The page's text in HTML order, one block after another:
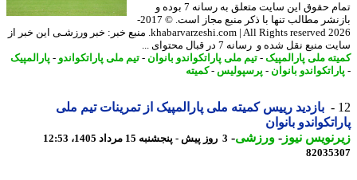
تمام حقوق این سایت متعلق به رسانه 7 بوده و
بازنشر مطالب تنها با ذکر منبع مجاز است. © 2017-
2026 khabarvarzeshi.com | All Rights reserved. منبع خبر: خبر ورزشـی این خبر از
نقل شده و رسانه 7 در قبال محتوای ...
ملی پارالمپیک-تیم ملی پاراتکواندو بانوان- تیم ملی پاراتکواندو-پارالمپیک
بانوان- پرسپولیس-کمیته
بازدید رییس کمیته ملی پارالمپیک از تمرینات تیم ملی
بانوان
نیوز-ورزشی-3 روز پیش - پنجشنبه 15 مرداد 1405، 12:53